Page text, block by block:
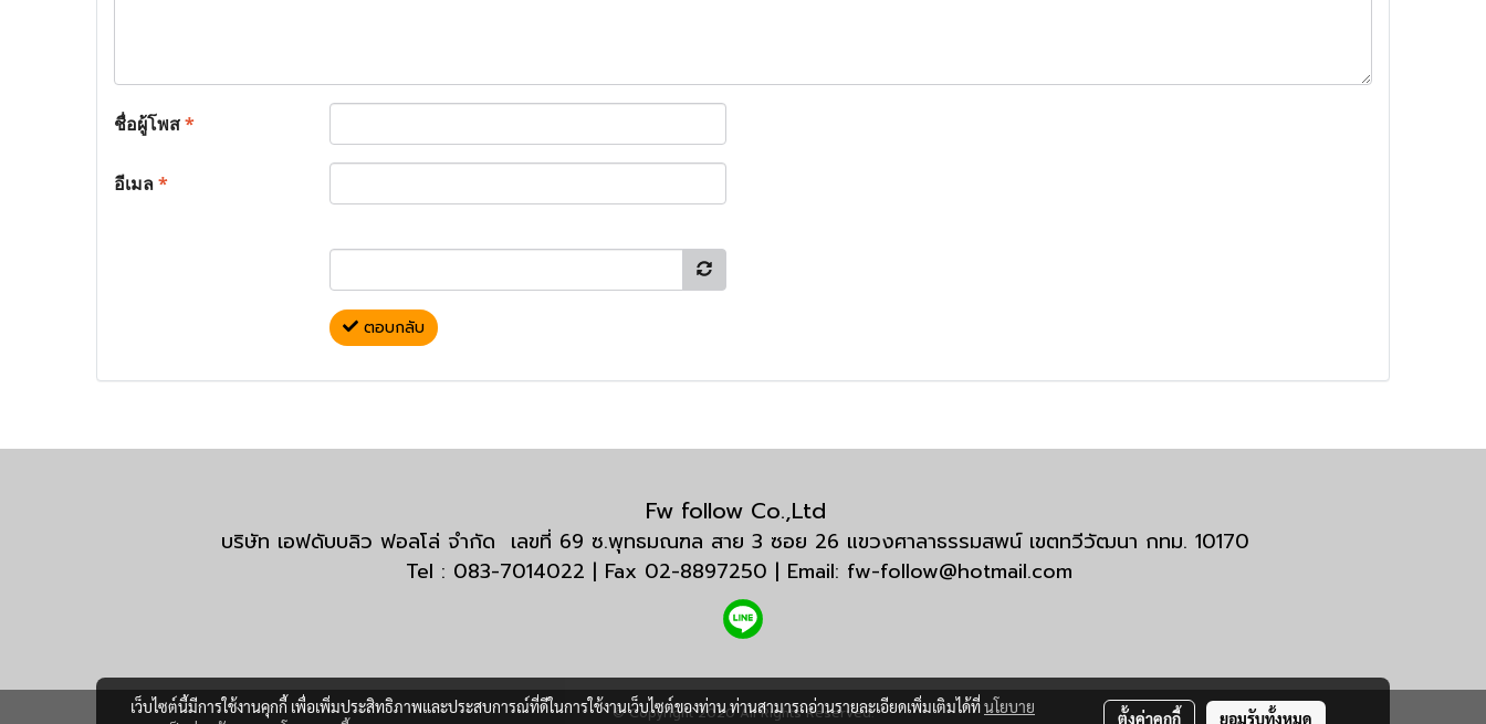
ชื่อผู้โพส*
อีเมล*
ตอบกลับ
Fw follow Co.,Ltd
บริษัท เอฟดับบลิว ฟอลโล่ จำกัด เลขที่ 69 ซ.พุทธมณฑล สาย 3 ซอย 26 แขวงศาลาธรรมสพน์ เขตทวีวัฒนา กทม. 10170
Tel : 083-7014022 | Fax 02-8897250 | Email: fw-follow@hotmail.com
© Copyright 2020 All Rights Reserved.
เว็บไซต์นี้มีการใช้งานคุกกี้ เพื่อเพิ่มประสิทธิภาพและประสบการณ์ที่ดีในการใช้งานเว็บไซต์ของท่าน ท่านสามารถอ่านรายละเอียดเพิ่มเติมได้ที่นโยบาย
ตั้งค่าคุกกี้ ยอมรับทั้งหมด